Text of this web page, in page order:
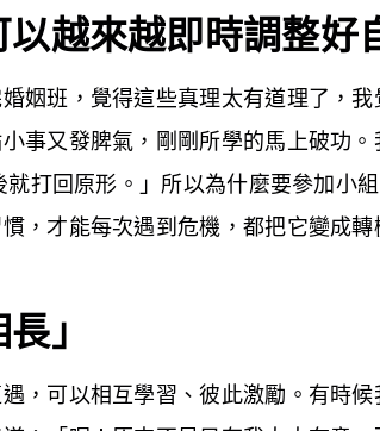
越來越即時調整好
姻班，覺得這些真理太有道理了，
事又發脾氣，剛剛所學的馬上破功
打回原形。」所以為什麼要參加小
，才能每次遇到危機，都把它變成轉
」
，可以相互學習、彼此激勵。有時